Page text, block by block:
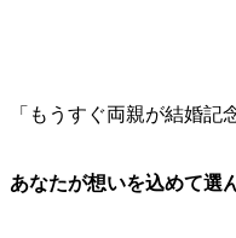
「もうすぐ両親が結婚
あなたが想いを込めて選